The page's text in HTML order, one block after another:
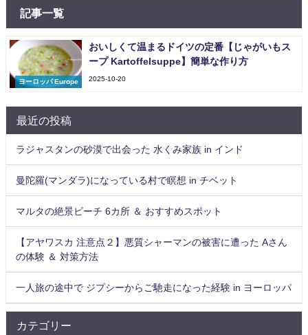
記事一覧
ヨーロッパ Europe
おいしくて温まるドイツの定番【じゃがいもス
ープ Kartoffelsuppe】簡単な作り方
2025-10-20
最近の投稿
ラジャスタンの砂漠で出会った 水くみ家族 in インド
曼陀羅(マンダラ)になっている村で瞑想 in チベット
マルタの絶景ビーチ 6カ所 ＆ おすすめスポット
【アヤワスカ 注意点２】悪質シャーマンの被害に遭った Aさん
の体験 ＆ 対策方法
一人旅の途中で ジプシーからご馳走になった経験 in ヨーロッパ
カテゴリー